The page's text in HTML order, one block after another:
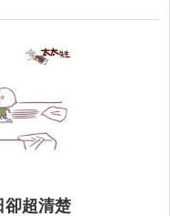
卻超清楚